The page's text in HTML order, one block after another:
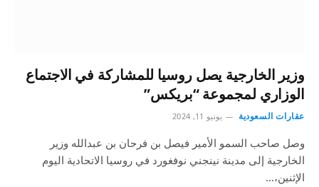
وزير الخارجية يصل روسيا للمشاركة في الاجتماع
الوزاري لمجموعة “بريكس”
عقارات السعودية يونيو 11, 2024
وصل صاحب السمو الأمير فيصل بن فرحان بن عبدالله وزير
الخارجية إلى مدينة نينجني نوفغورد في روسيا الاتحادية اليوم
الإثنين،…